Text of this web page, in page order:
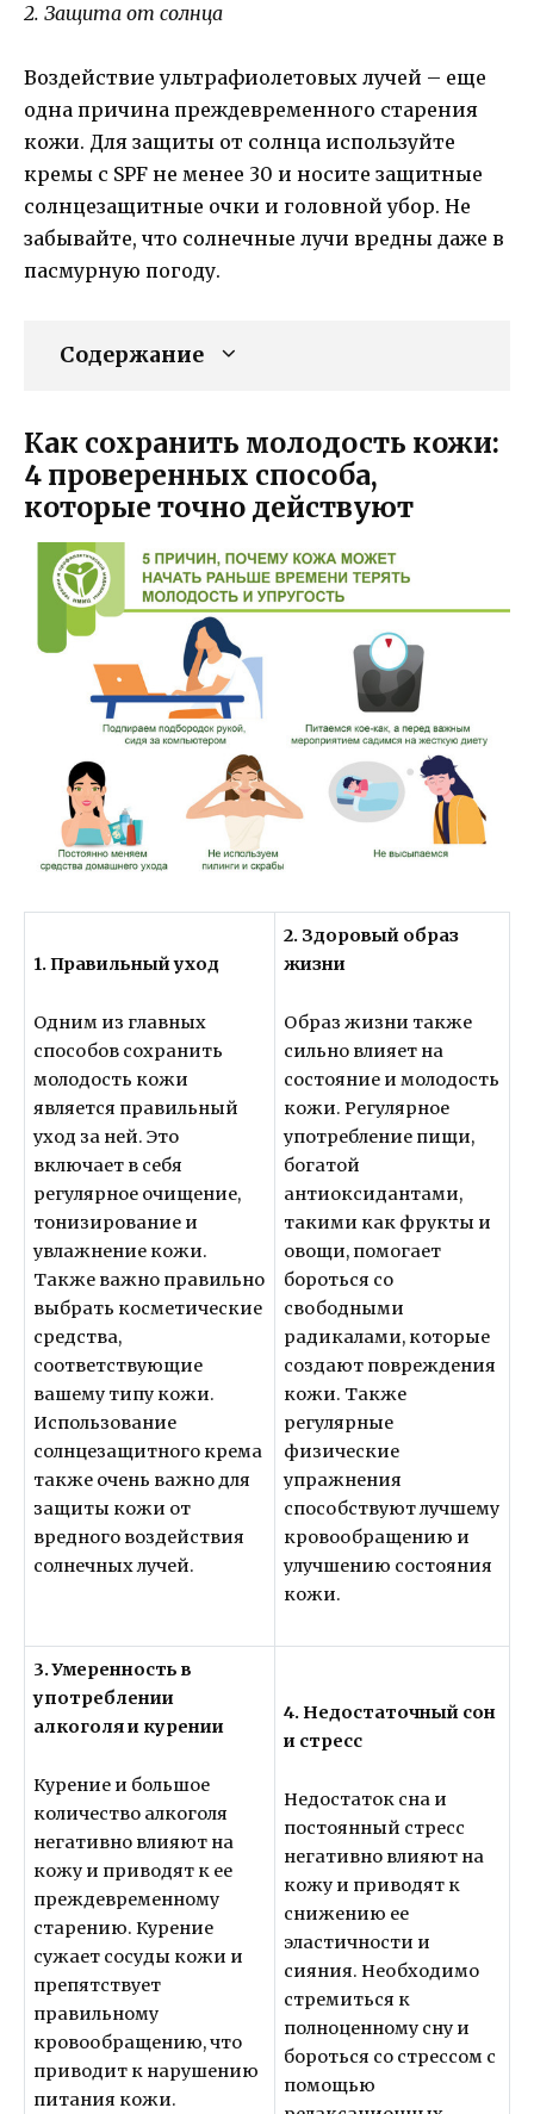
2. Защита от солнца
Воздействие ультрафиолетовых лучей – еще
одна причина преждевременного старения
кожи. Для защиты от солнца используйте
кремы с SPF не менее 30 и носите защитные
солнцезащитные очки и головной убор. Не
забывайте, что солнечные лучи вредны даже в
пасмурную погоду.
Содержание
Как сохранить молодость кожи:
4 проверенных способа,
которые точно действуют
1. Правильный уход
Одним из главных
способов сохранить
молодость кожи
является правильный
уход за ней. Это
включает в себя
регулярное очищение,
тонизирование и
увлажнение кожи.
Также важно правильно
выбрать косметические
средства,
соответствующие
вашему типу кожи.
Использование
солнцезащитного крема
также очень важно для
защиты кожи от
вредного воздействия
солнечных лучей.
2. Здоровый образ
жизни
Образ жизни также
сильно влияет на
состояние и молодость
кожи. Регулярное
употребление пищи,
богатой
антиоксидантами,
такими как фрукты и
овощи, помогает
бороться со
свободными
радикалами, которые
создают повреждения
кожи. Также
регулярные
физические
упражнения
способствуют лучшему
кровообращению и
улучшению состояния
кожи.
3. Умеренность в
употреблении
алкоголя и курении
Курение и большое
количество алкоголя
негативно влияют на
кожу и приводят к ее
преждевременному
старению. Курение
сужает сосуды кожи и
препятствует
правильному
кровообращению, что
приводит к нарушению
питания кожи.
4. Недостаточный сон
и стресс
Недостаток сна и
постоянный стресс
негативно влияют на
кожу и приводят к
снижению ее
эластичности и
сияния. Необходимо
стремиться к
полноценному сну и
бороться со стрессом с
помощью